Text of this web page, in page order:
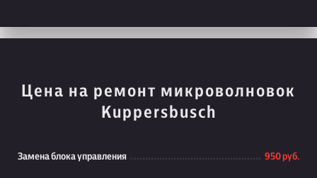
Цена на ремонт микроволновок
Kuppersbusch
Замена блока управления 950 руб.